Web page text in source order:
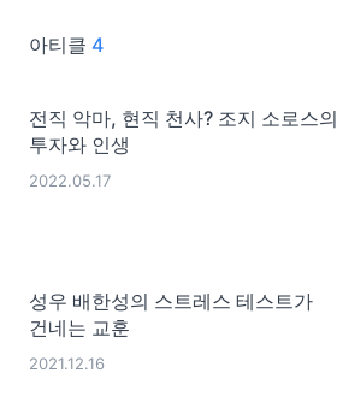
아티클 4
전직 악마, 현직 천사? 조지 소로스의
투자와 인생
2022.05.17
성우 배한성의 스트레스 테스트가
건네는 교훈
2021.12.16